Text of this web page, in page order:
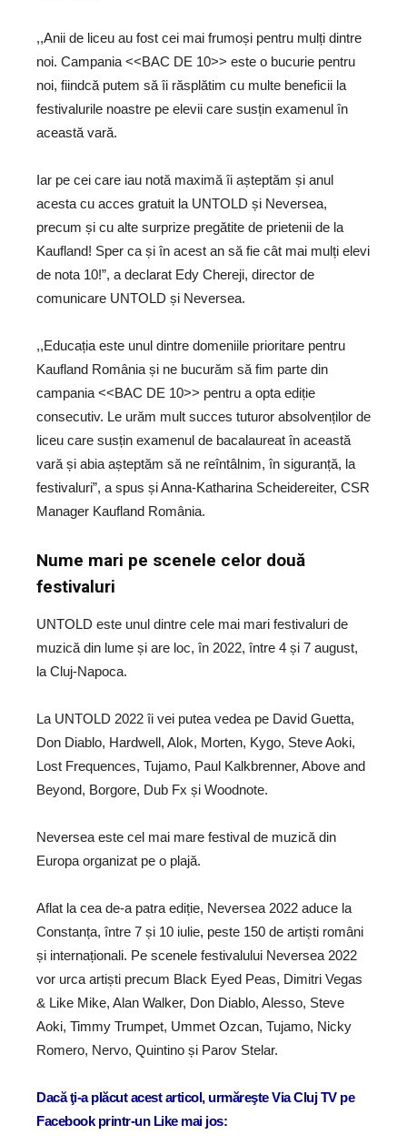
,,Anii de liceu au fost cei mai frumoși pentru mulți dintre
noi. Campania <<BAC DE 10>> este o bucurie pentru
noi, fiindcă putem să îi răsplătim cu multe beneficii la
festivalurile noastre pe elevii care susțin examenul în
această vară.
Iar pe cei care iau notă maximă îi așteptăm și anul
acesta cu acces gratuit la UNTOLD și Neversea,
precum și cu alte surprize pregătite de prietenii de la
Kaufland! Sper ca și în acest an să fie cât mai mulți elevi
de nota 10!”, a declarat Edy Chereji, director de
comunicare UNTOLD și Neversea.
,,Educația este unul dintre domeniile prioritare pentru
Kaufland România și ne bucurăm să fim parte din
campania <<BAC DE 10>> pentru a opta ediție
consecutiv. Le urăm mult succes tuturor absolvenților de
liceu care susțin examenul de bacalaureat în această
vară și abia așteptăm să ne reîntâlnim, în siguranță, la
festivaluri”, a spus și Anna-Katharina Scheidereiter, CSR
Manager Kaufland România.
Nume mari pe scenele celor două
festivaluri
UNTOLD este unul dintre cele mai mari festivaluri de
muzică din lume și are loc, în 2022, între 4 și 7 august,
la Cluj-Napoca.
La UNTOLD 2022 îi vei putea vedea pe David Guetta,
Don Diablo, Hardwell, Alok, Morten, Kygo, Steve Aoki,
Lost Frequences, Tujamo, Paul Kalkbrenner, Above and
Beyond, Borgore, Dub Fx și Woodnote.
Neversea este cel mai mare festival de muzică din
Europa organizat pe o plajă.
Aflat la cea de-a patra ediție, Neversea 2022 aduce la
Constanța, între 7 și 10 iulie, peste 150 de artiști români
și internaționali. Pe scenele festivalului Neversea 2022
vor urca artiști precum Black Eyed Peas, Dimitri Vegas
& Like Mike, Alan Walker, Don Diablo, Alesso, Steve
Aoki, Timmy Trumpet, Ummet Ozcan, Tujamo, Nicky
Romero, Nervo, Quintino și Parov Stelar.
Dacă ţi-a plăcut acest articol, urmăreşte Via Cluj TV pe
Facebook printr-un Like mai jos: